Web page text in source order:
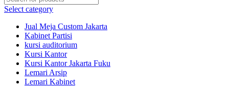
Select category
Jual Meja Custom Jakarta
Kabinet Partisi
kursi auditorium
Kursi Kantor
Kursi Kantor Jakarta Fuku
Lemari Arsip
Lemari Kabinet